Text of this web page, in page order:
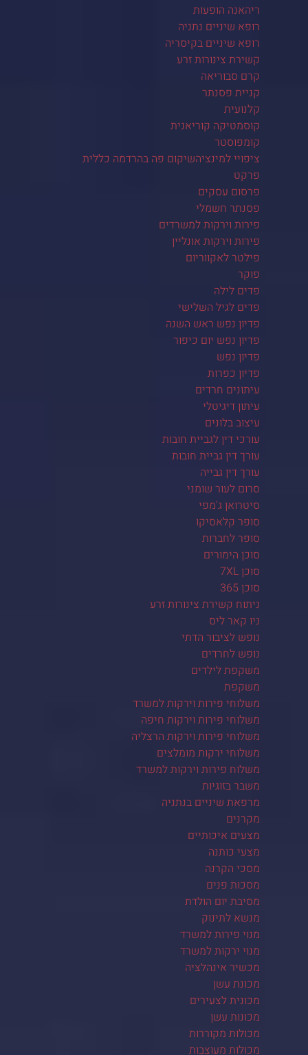
ריהאנה הופעות
רופא שיניים נתניה
רופא שיניים בקיסריה
קשירת צינורות זרע
קרם סבוריאה
קניית פסנתר
קלנועית
קוסמטיקה קוריאנית
קומפוסטר
ציפויי למינציהשיקום פה בהרדמה כללית
פרקט
פרסום עסקים
פסנתר חשמלי
פירות וירקות למשרדים
פירות וירקות אונליין
פילטר לאקווריום
פוקר
פדים לילה
פדים לגיל השלישי
פדיון נפש ראש השנה
פדיון נפש יום כיפור
פדיון נפש
פדיון כפרות
עיתונים חרדים
עיתון דיגיטלי
עיצוב בלונים
עורכי דין לגביית חובות
עורך דין גביית חובות
עורך דין גבייה
סרום לעור שומני
סיטרואן ג'מפי
סופר קלאסיקו
סופר לחברות
סוכן הימורים
סוכן 7XL
סוכן 365
ניתוח קשירת צינורות זרע
ניו קאר ליס
נופש לציבור הדתי
נופש לחרדים
משקפת לילדים
משקפת
משלוחי פירות וירקות למשרד
משלוחי פירות וירקות חיפה
משלוחי פירות וירקות הרצליה
משלוחי ירקות מומלצים
משלוח פירות וירקות למשרד
משבר בזוגיות
מרפאת שיניים בנתניה
מקרנים
מצעים איכותיים
מצעי כותנה
מסכי הקרנה
מסכות פנים
מסיבת יום הולדת
מנשא לתינוק
מנוי פירות למשרד
מנוי ירקות למשרד
מכשיר אינהלציה
מכונת עשן
מכונית לצעירים
מכונות עשן
מכולות מקוררות
מכולות מעוצבות